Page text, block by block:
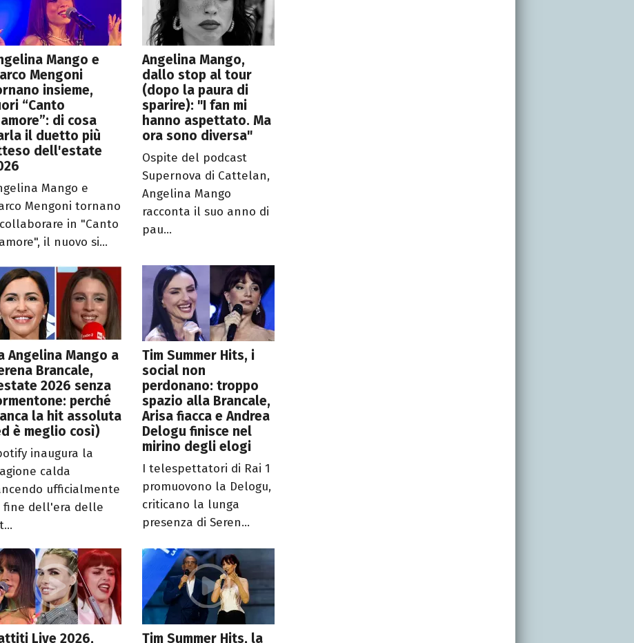
Mango e
Mengoni
insieme,
“Canto
di cosa
il duetto più
dell'estate
Mango e
Mengoni tornano
in "Canto
il nuovo si...
Angelina Mango,
dallo stop al tour
(dopo la paura di
sparire): "I fan mi
hanno aspettato. Ma
ora sono diversa"
Ospite del podcast
Supernova di Cattelan,
Angelina Mango
racconta il suo anno di
pau...
Angelina Mango a
Brancale,
2026 senza
perché
la hit assoluta
è meglio così)
inaugura la
calda
ufficialmente
fine dell'era delle
Tim Summer Hits, i
social non
perdonano: troppo
spazio alla Brancale,
Arisa fiacca e Andrea
Delogu finisce nel
mirino degli elogi
I telespettatori di Rai 1
promuovono la Delogu,
criticano la lunga
presenza di Seren...
Live 2026, Tim Summer Hits, la